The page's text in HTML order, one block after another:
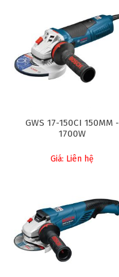
GWS 17-150CI 150MM -
1700W
Giá: Liên hệ